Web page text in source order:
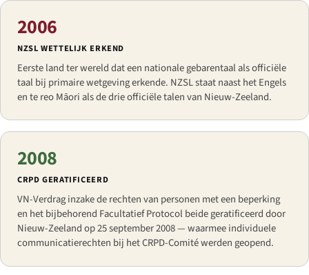
2006
NZSL WETTELIJK ERKEND
Eerste land ter wereld dat een nationale gebarentaal als officiële
taal bij primaire wetgeving erkende. NZSL staat naast het Engels
en te reo Māori als de drie officiële talen van Nieuw-Zeeland.
2008
CRPD GERATIFICEERD
VN-Verdrag inzake de rechten van personen met een beperking
en het bijbehorend Facultatief Protocol beide geratificeerd door
Nieuw-Zeeland op 25 september 2008 — waarmee individuele
communicatierechten bij het CRPD-Comité werden geopend.